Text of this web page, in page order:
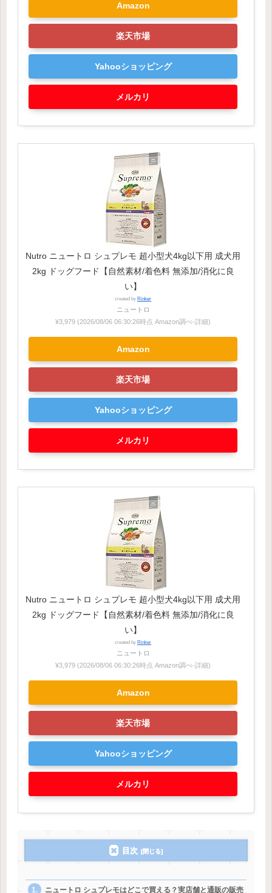
Amazon
楽天市場
Yahooショッピング
メルカリ
Nutro ニュートロ シュプレモ 超小型犬4kg以下用 成犬用
2kg ドッグフード【自然素材/着色料 無添加/消化に良
い】
created by Rinker
ニュートロ
¥3,979 (2026/08/06 06:30:26時点 Amazon調べ-詳細)
Amazon
楽天市場
Yahooショッピング
メルカリ
Nutro ニュートロ シュプレモ 超小型犬4kg以下用 成犬用
2kg ドッグフード【自然素材/着色料 無添加/消化に良
い】
created by Rinker
ニュートロ
¥3,979 (2026/08/06 06:30:26時点 Amazon調べ-詳細)
Amazon
楽天市場
Yahooショッピング
メルカリ
目次
ニュートロ シュプレモはどこで買える？実店舗と通販の販売